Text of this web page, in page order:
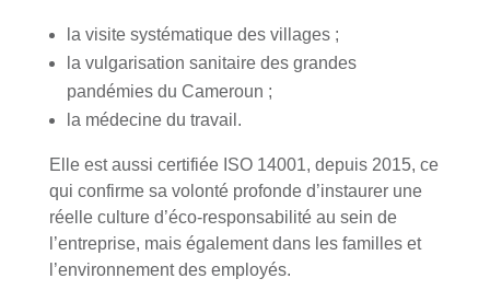
la visite systématique des villages ;
la vulgarisation sanitaire des grandes
pandémies du Cameroun ;
la médecine du travail.
Elle est aussi certifiée ISO 14001, depuis 2015, ce
qui confirme sa volonté profonde d’instaurer une
réelle culture d’éco-responsabilité au sein de
l’entreprise, mais également dans les familles et
l’environnement des employés.